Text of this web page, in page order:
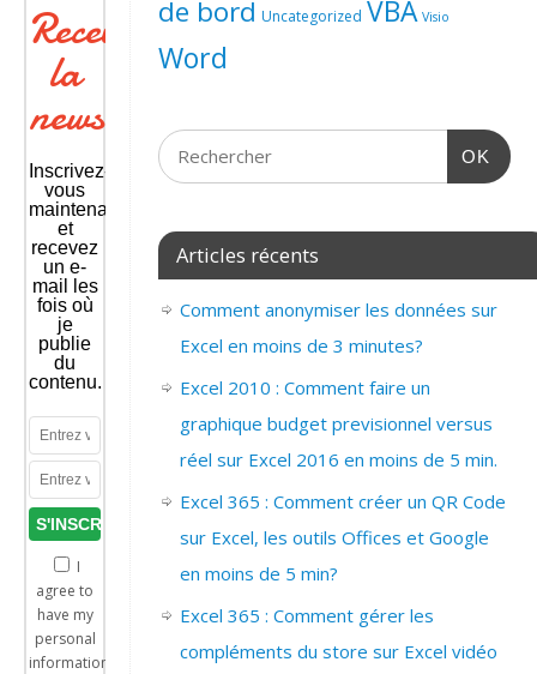
Recevoir
la
newsletter
Inscrivez-
vous
maintenant
et
recevez
un e-
mail les
fois où
je
publie
du
contenu.
I
agree to
have my
personal
information
de bord Uncategorized VBA Visio
Word
OK
Articles récents
Comment anonymiser les données sur
Excel en moins de 3 minutes?
Excel 2010 : Comment faire un
graphique budget previsionnel versus
réel sur Excel 2016 en moins de 5 min.
Excel 365 : Comment créer un QR Code
sur Excel, les outils Offices et Google
en moins de 5 min?
Excel 365 : Comment gérer les
compléments du store sur Excel vidéo